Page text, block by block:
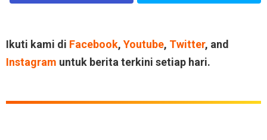
Ikuti kami di Facebook, Youtube, Twitter, and
Instagram untuk berita terkini setiap hari.